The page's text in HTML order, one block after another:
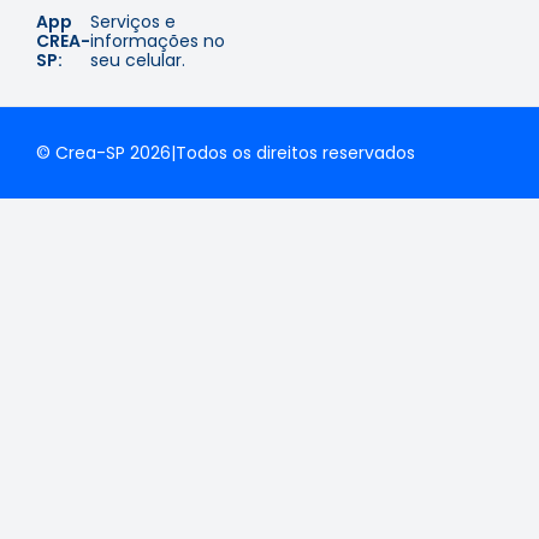
App
CREA-
SP:
Serviços e
informações no
seu celular.
© Crea-SP 2026|Todos os direitos reservados